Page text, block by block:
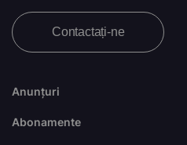
Anunțuri
Abonamente
Contactați-ne